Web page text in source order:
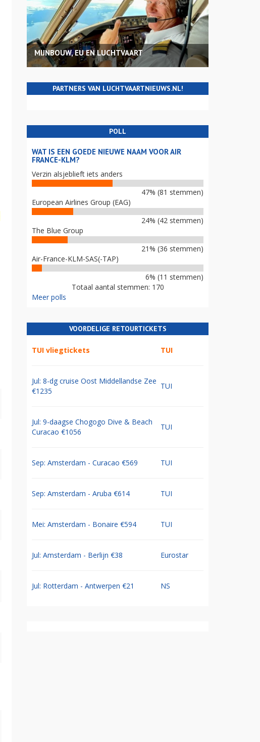
MIJNBOUW, EU EN LUCHTVAART
PARTNERS VAN LUCHTVAARTNIEUWS.NL!
POLL
WAT IS EEN GOEDE NIEUWE NAAM VOOR AIR
FRANCE-KLM?
Verzin alsjeblieft iets anders
47% (81 stemmen)
European Airlines Group (EAG)
24% (42 stemmen)
The Blue Group
21% (36 stemmen)
Air-France-KLM-SAS(-TAP)
6% (11 stemmen)
Totaal aantal stemmen: 170
Meer polls
VOORDELIGE RETOURTICKETS
TUI vliegtickets TUI
Jul: 8-dg cruise Oost Middellandse Zee
€1235
TUI
Jul: 9-daagse Chogogo Dive & Beach
Curacao €1056
TUI
Sep: Amsterdam - Curacao €569 TUI
Sep: Amsterdam - Aruba €614 TUI
Mei: Amsterdam - Bonaire €594 TUI
Jul: Amsterdam - Berlijn €38 Eurostar
Jul: Rotterdam - Antwerpen €21 NS